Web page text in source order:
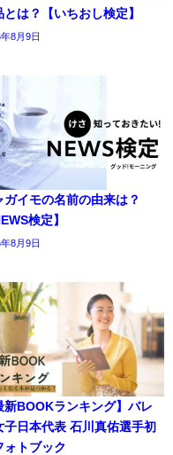
とは？【いちおし検定】
8月9日
ガイモの名前の由来は？
検定】
8月9日
新BOOKランキング】バレ
子日本代表 石川真佑選手初
ォトブック